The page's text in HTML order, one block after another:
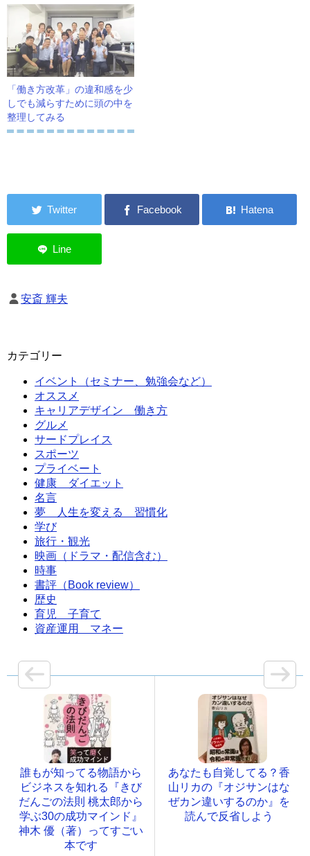
「働き方改革」の違和感を少
しでも減らすために頭の中を
整理してみる
安斎 輝夫
カテゴリー
イベント（セミナー、勉強会など）
オススメ
キャリアデザイン 働き方
グルメ
サードプレイス
スポーツ
プライベート
健康 ダイエット
名言
夢 人生を変える 習慣化
学び
旅行・観光
映画（ドラマ・配信含む）
時事
書評（Book review）
歴史
育児 子育て
資産運用 マネー
誰もが知ってる物語から
ビジネスを知れる『きび
だんごの法則 桃太郎から
学ぶ30の成功マインド』
神木 優（著）ってすごい
本です
あなたも自覚してる？香
山リカの『オジサンはな
ぜカン違いするのか』を
読んで反省しよう